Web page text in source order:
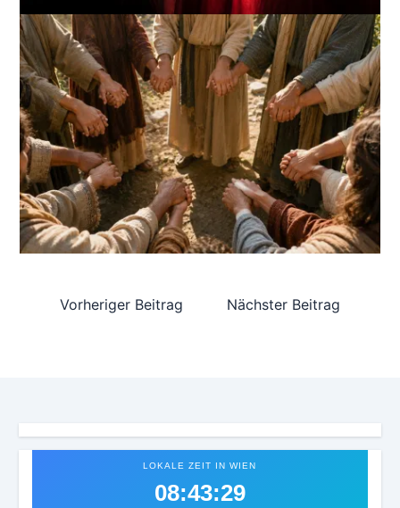
Vorheriger Beitrag Nächster Beitrag
LOKALE ZEIT IN WIEN
08:43:32